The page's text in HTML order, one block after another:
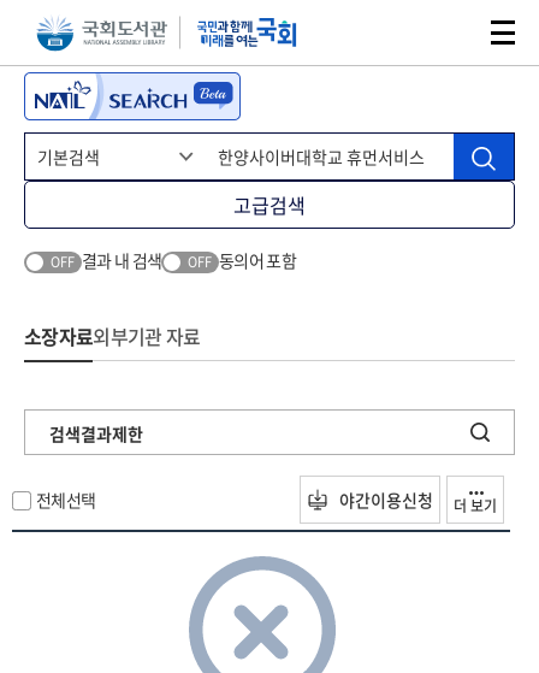
본문 바로가기주메뉴 바로가기
고급검색
OFF 결과 내 검색 OFF 동의어 포함
소장자료외부기관 자료
검색결과제한
전체선택 야간이용신청 더 보기